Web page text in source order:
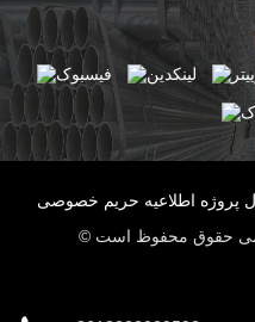
پروژه اطلاعیه حریم خصوصی